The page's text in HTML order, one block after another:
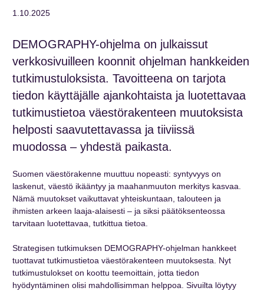
1.10.2025
DEMOGRAPHY-ohjelma on julkaissut
verkkosivuilleen koonnit ohjelman hankkeiden
tutkimustuloksista. Tavoitteena on tarjota
tiedon käyttäjälle ajankohtaista ja luotettavaa
tutkimustietoa väestörakenteen muutoksista
helposti saavutettavassa ja tiiviissä
muodossa – yhdestä paikasta.
Suomen väestörakenne muuttuu nopeasti: syntyvyys on
laskenut, väestö ikääntyy ja maahanmuuton merkitys kasvaa.
Nämä muutokset vaikuttavat yhteiskuntaan, talouteen ja
ihmisten arkeen laaja-alaisesti – ja siksi päätöksenteossa
tarvitaan luotettavaa, tutkittua tietoa.
Strategisen tutkimuksen DEMOGRAPHY-ohjelman hankkeet
tuottavat tutkimustietoa väestörakenteen muutoksesta. Nyt
tutkimustulokset on koottu teemoittain, jotta tiedon
hyödyntäminen olisi mahdollisimman helppoa. Sivuilta löytyy